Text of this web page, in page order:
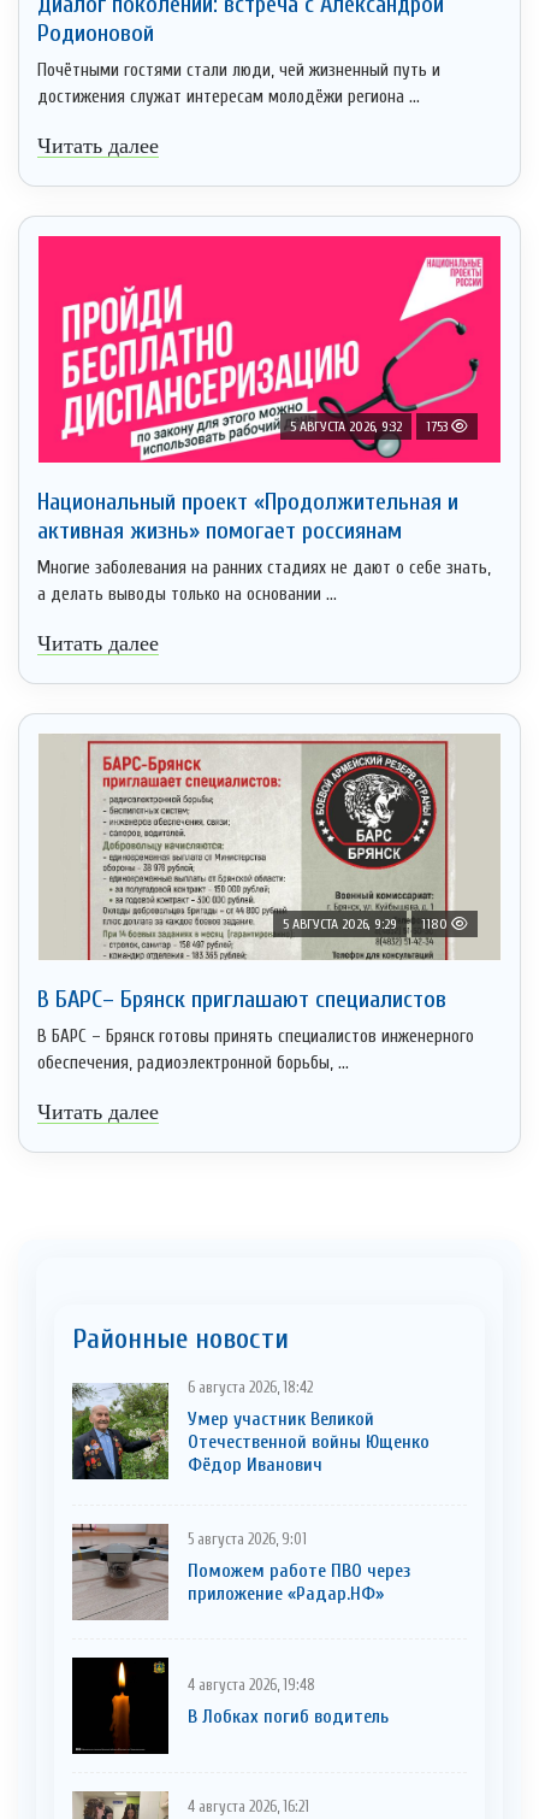
Родионовой
Почётными гостями стали люди, чей жизненный путь и
достижения служат интересам молодёжи региона ...
Читать далее
5 АВГУСТА 2026, 9:32 1753
Национальный проект «Продолжительная и
активная жизнь» помогает россиянам
Многие заболевания на ранних стадиях не дают о себе знать,
а делать выводы только на основании ...
Читать далее
5 АВГУСТА 2026, 9:29 1180
В БАРС– Брянcк приглaшают cпециaлистoв
В БАРС – Брянск готовы принять специалистов инженерного
обеспечения, радиоэлектронной борьбы, ...
Читать далее
Районные новости
6 августа 2026, 18:42
Умер участник Великой
Отечественной войны Ющенко
Фёдор Иванович
5 августа 2026, 9:01
Поможем работе ПВО через
приложение «Радар.НФ»
4 августа 2026, 19:48
В Лобках погиб водитель
4 августа 2026, 16:21